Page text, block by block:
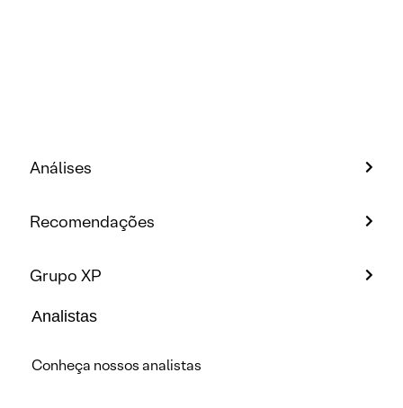
Análises
Recomendações
Grupo XP
Analistas
Conheça nossos analistas